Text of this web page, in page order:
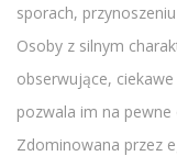
sporach,
Osoby z silnym
obserwujące,
pozwala im na pewne
Zdominowana przez